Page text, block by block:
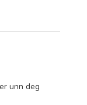
unn deg